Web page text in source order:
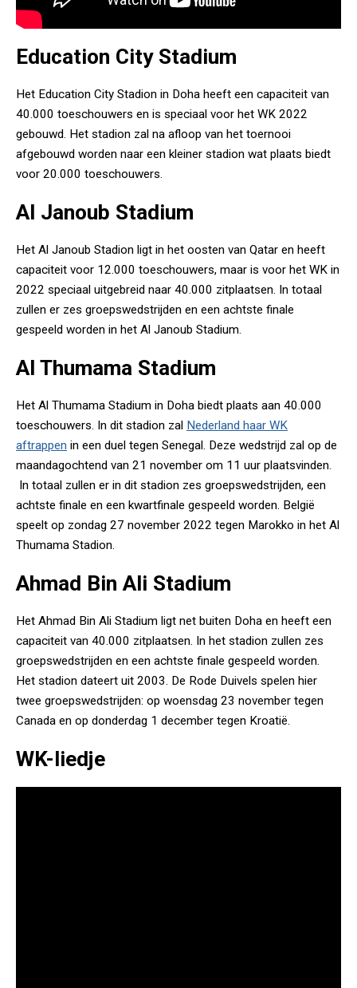
Education City Stadium
Het Education City Stadion in Doha heeft een capaciteit van
40.000 toeschouwers en is speciaal voor het WK 2022
gebouwd. Het stadion zal na afloop van het toernooi
afgebouwd worden naar een kleiner stadion wat plaats biedt
voor 20.000 toeschouwers.
Al Janoub Stadium
Het Al Janoub Stadion ligt in het oosten van Qatar en heeft
capaciteit voor 12.000 toeschouwers, maar is voor het WK in
2022 speciaal uitgebreid naar 40.000 zitplaatsen. In totaal
zullen er zes groepswedstrijden en een achtste finale
gespeeld worden in het Al Janoub Stadium.
Al Thumama Stadium
Het Al Thumama Stadium in Doha biedt plaats aan 40.000
toeschouwers. In dit stadion zal Nederland haar WK
aftrappen in een duel tegen Senegal. Deze wedstrijd zal op de
maandagochtend van 21 november om 11 uur plaatsvinden.
In totaal zullen er in dit stadion zes groepswedstrijden, een
achtste finale en een kwartfinale gespeeld worden. België
speelt op zondag 27 november 2022 tegen Marokko in het Al
Thumama Stadion.
Ahmad Bin Ali Stadium
Het Ahmad Bin Ali Stadium ligt net buiten Doha en heeft een
capaciteit van 40.000 zitplaatsen. In het stadion zullen zes
groepswedstrijden en een achtste finale gespeeld worden.
Het stadion dateert uit 2003. De Rode Duivels spelen hier
twee groepswedstrijden: op woensdag 23 november tegen
Canada en op donderdag 1 december tegen Kroatië.
WK-liedje